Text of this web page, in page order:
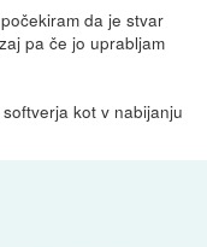
da je stvar
pa če jo uprabljam
kot v nabijanju